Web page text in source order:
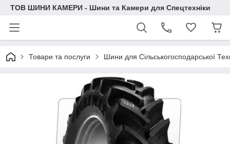
ТОВ ШИНИ КАМЕРИ - Шини та Камери для Спецтехніки
Товари та послуги Шини для Сільськогосподарської